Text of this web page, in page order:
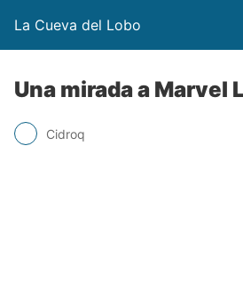
La Cueva del Lobo
Una mirada a Marvel
Cidroq